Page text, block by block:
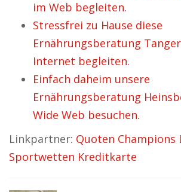
im Web begleiten.
Stressfrei zu Hause diese
Ernährungsberatung
Internet begleiten.
Einfach daheim unsere
Ernährungsberatung
Wide Web besuchen.
Linkpartner: Quoten Champions
Sportwetten Kreditkarte